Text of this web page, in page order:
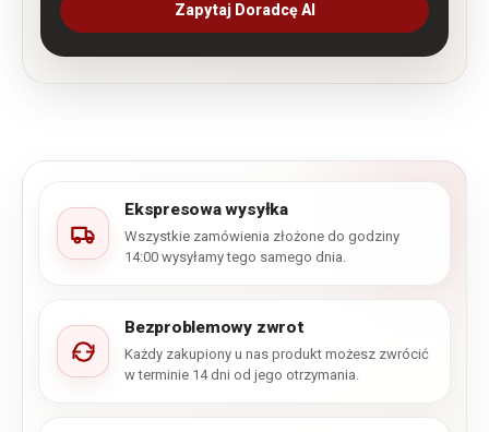
Zapytaj Doradcę AI
Ekspresowa wysyłka
Wszystkie zamówienia złożone do godziny
14:00 wysyłamy tego samego dnia.
Bezproblemowy zwrot
Każdy zakupiony u nas produkt możesz zwrócić
w terminie 14 dni od jego otrzymania.